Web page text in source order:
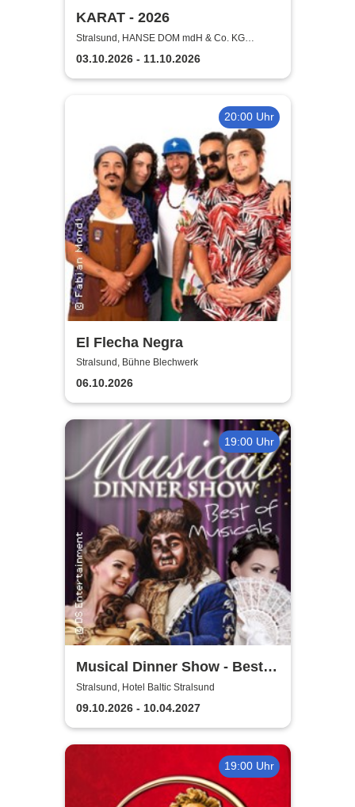
KARAT - 2026
Stralsund, HANSE DOM mdH & Co. KG
Stralsund
03.10.2026 - 11.10.2026
20:00 Uhr
El Flecha Negra
Stralsund, Bühne Blechwerk
06.10.2026
19:00 Uhr
Musical Dinner Show - Best
of Musicals
Stralsund, Hotel Baltic Stralsund
09.10.2026 - 10.04.2027
19:00 Uhr